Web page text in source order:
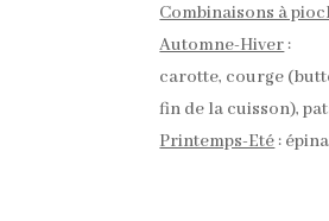
Combinaisons à
Automne-Hiver :
carotte, courge
fin de la cuisson),
Printemps-Eté :